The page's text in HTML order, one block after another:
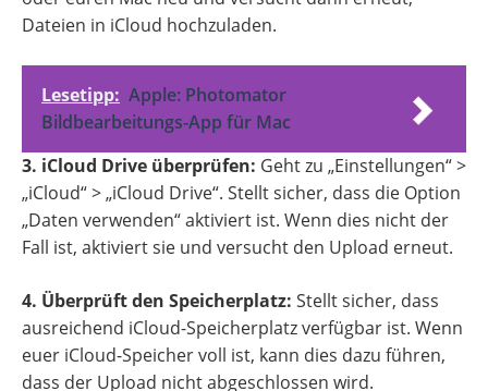
Dateien in iCloud hochzuladen.
Lesetipp: Apple: Photomator
Bildbearbeitungs-App für Mac
3. iCloud Drive überprüfen: Geht zu „Einstellungen“ >
„iCloud“ > „iCloud Drive“. Stellt sicher, dass die Option
„Daten verwenden“ aktiviert ist. Wenn dies nicht der
Fall ist, aktiviert sie und versucht den Upload erneut.
4. Überprüft den Speicherplatz: Stellt sicher, dass
ausreichend iCloud-Speicherplatz verfügbar ist. Wenn
euer iCloud-Speicher voll ist, kann dies dazu führen,
dass der Upload nicht abgeschlossen wird.